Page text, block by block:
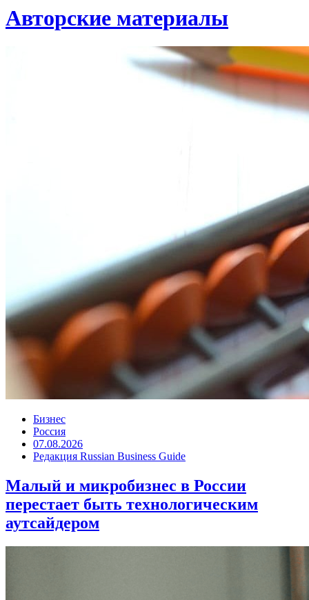
Авторские материалы
Бизнес
Россия
07.08.2026
Редакция Russian Business Guide
Малый и микробизнес в России
перестает быть технологическим
аутсайдером